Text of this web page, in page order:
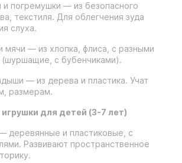
и погремушки — из безопасного
текстиля. Для облегчения зуда
слуха.
мячи — из хлопка, флиса, с разными
(шуршащие, с бубенчиками).
— из дерева и пластика. Учат
размерам.
для детей (3-7 лет)
деревянные и пластиковые, с
Развивают пространственное